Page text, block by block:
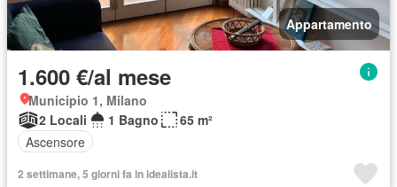
Appartamento
1.600 €/al mese
Municipio 1, Milano
2 Locali
1 Bagno
65 m²
Ascensore
2 settimane, 5 giorni fa in idealista.it